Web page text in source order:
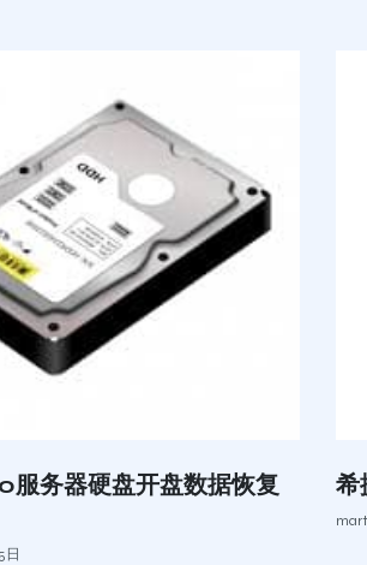
务器硬盘开盘数据恢复
日
希